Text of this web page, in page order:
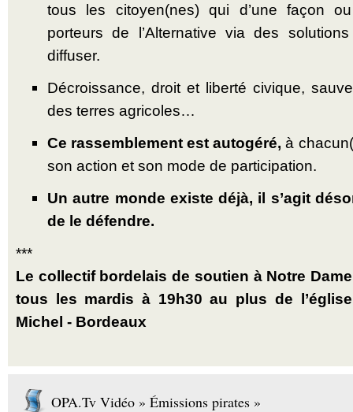
tous les citoyen(nes) qui d’une façon
porteurs de l’Alternative via des
diffuser.
Décroissance, droit et liberté civique,
des terres agricoles…
Ce rassemblement est autogéré,à
son action et son mode de participation.
Un autre monde existe déjà, il s’agit
de le défendre.
***
Le collectif bordelais de soutien à Notre
tous les mardis à 19h30 au plus de
Michel - Bordeaux
OPA.Tv Vidéo » Émissions pirates »